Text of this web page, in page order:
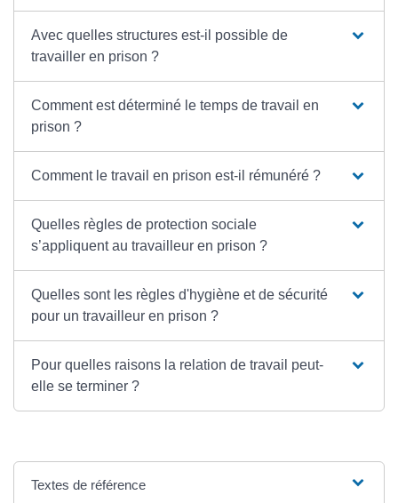
Avec quelles structures est-il possible de
travailler en prison ?
Comment est déterminé le temps de travail en
prison ?
Comment le travail en prison est-il rémunéré ?
Quelles règles de protection sociale
s’appliquent au travailleur en prison ?
Quelles sont les règles d'hygiène et de sécurité
pour un travailleur en prison ?
Pour quelles raisons la relation de travail peut-
elle se terminer ?
Textes de référence